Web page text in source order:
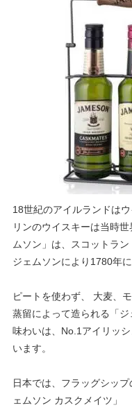
18世紀のアイルランドは
リンのウイスキーは当時
ムソン」は、スコットラ
ジェムソンにより 1780年
ピートを使わず、 大麦、
蒸留によって造られる「
味わいは、
No.1 アイリッ
います。
日本では、フラッグシッ
ェムソン カスクメイツ」